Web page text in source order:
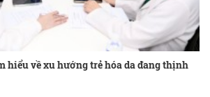
hiểu về xu hướng trẻ hóa da đang thịnh